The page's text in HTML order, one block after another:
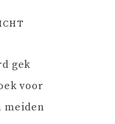
gek
voor
meiden